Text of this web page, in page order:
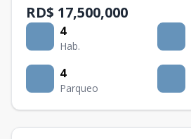
RD$ 17,500,000
4
Hab.
4
Parqueo